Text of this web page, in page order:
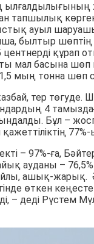
тапшылық
ауыл
былтыр шөптің
центнерді құрап
мал басына шөп
мың тонна шөп
тер төгуде.
4
Бұл –
– 97%-ға,
ауданы –
ашық-жарық.
өткен
– деді Рүстем